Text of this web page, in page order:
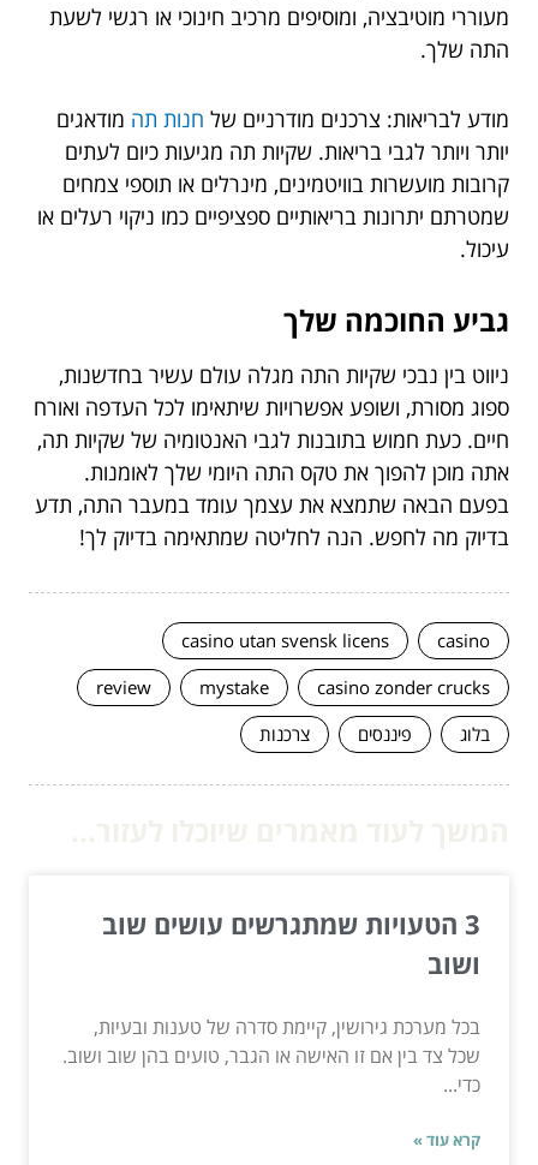
מעוררי מוטיבציה, ומוסיפים מרכיב חינוכי או רגשי לשעת
התה שלך.
מודע לבריאות: צרכנים מודרניים של חנות תה מודאגים
יותר ויותר לגבי בריאות. שקיות תה מגיעות כיום לעתים
קרובות מועשרות בוויטמינים, מינרלים או תוספי צמחים
שמטרתם יתרונות בריאותיים ספציפיים כמו ניקוי רעלים או
עיכול.
גביע החוכמה שלך
ניווט בין נבכי שקיות התה מגלה עולם עשיר בחדשנות,
ספוג מסורת, ושופע אפשרויות שיתאימו לכל העדפה ואורח
חיים. כעת חמוש בתובנות לגבי האנטומיה של שקיות תה,
אתה מוכן להפוך את טקס התה היומי שלך לאומנות.
בפעם הבאה שתמצא את עצמך עומד במעבר התה, תדע
בדיוק מה לחפש. הנה לחליטה שמתאימה בדיוק לך!
casino
casino utan svensk licens
casino zonder crucks
mystake
review
בלוג
פיננסים צרכנות
3 הטעויות שמתגרשים עושים שוב
ושוב
בכל מערכת גירושין, קיימת סדרה של טענות ובעיות,
שכל צד בין אם זו האישה או הגבר, טועים בהן שוב ושוב.
כדי...
קרא עוד »